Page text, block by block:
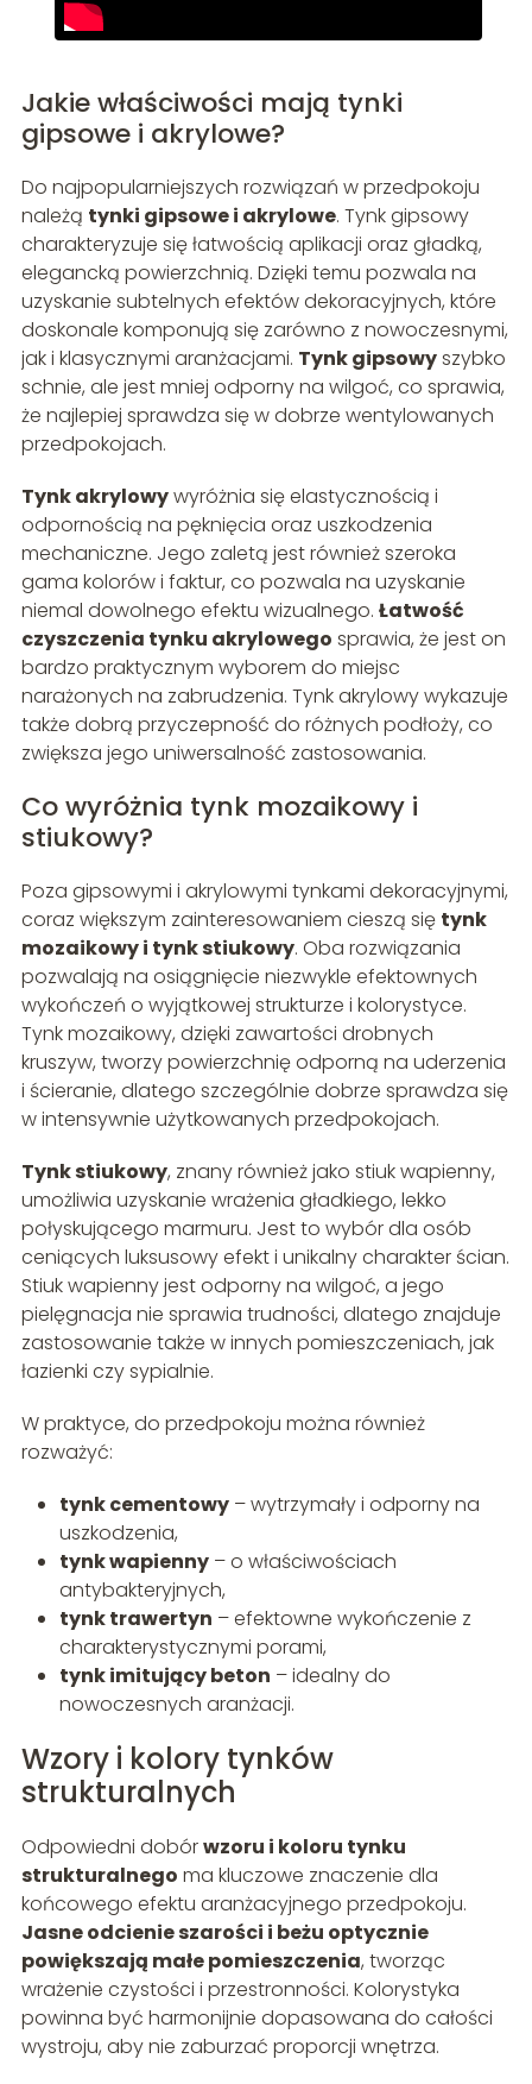
Jakie właściwości mają tynki
gipsowe i akrylowe?
Do najpopularniejszych rozwiązań w przedpokoju
należą tynki gipsowe i akrylowe. Tynk gipsowy
charakteryzuje się łatwością aplikacji oraz gładką,
elegancką powierzchnią. Dzięki temu pozwala na
uzyskanie subtelnych efektów dekoracyjnych, które
doskonale komponują się zarówno z nowoczesnymi,
jak i klasycznymi aranżacjami. Tynk gipsowyszybko
schnie, ale jest mniej odporny na wilgoć, co sprawia,
że najlepiej sprawdza się w dobrze wentylowanych
przedpokojach.
Tynk akrylowywyróżnia się elastycznością i
odpornością na pęknięcia oraz uszkodzenia
mechaniczne. Jego zaletą jest również szeroka
gama kolorów i faktur, co pozwala na uzyskanie
niemal dowolnego efektu wizualnego. Łatwość
czyszczenia tynku akrylowego sprawia, że jest on
bardzo praktycznym wyborem do miejsc
narażonych na zabrudzenia. Tynk akrylowy wykazuje
także dobrą przyczepność do różnych podłoży, co
zwiększa jego uniwersalność zastosowania.
Co wyróżnia tynk mozaikowy i
stiukowy?
Poza gipsowymi i akrylowymi tynkami dekoracyjnymi,
coraz większym zainteresowaniem cieszą się tynk
mozaikowy i tynk stiukowy. Oba rozwiązania
pozwalają na osiągnięcie niezwykle efektownych
wykończeń o wyjątkowej strukturze i kolorystyce.
Tynk mozaikowy, dzięki zawartości drobnych
kruszyw, tworzy powierzchnię odporną na uderzenia
i ścieranie, dlatego szczególnie dobrze sprawdza się
w intensywnie użytkowanych przedpokojach.
Tynk stiukowy, znany również jako stiuk wapienny,
umożliwia uzyskanie wrażenia gładkiego, lekko
połyskującego marmuru. Jest to wybór dla osób
ceniących luksusowy efekt i unikalny charakter ścian.
Stiuk wapienny jest odporny na wilgoć, a jego
pielęgnacja nie sprawia trudności, dlatego znajduje
zastosowanie także w innych pomieszczeniach, jak
łazienki czy sypialnie.
W praktyce, do przedpokoju można również
rozważyć:
tynk cementowy– wytrzymały i odporny na
uszkodzenia,
tynk wapienny– o właściwościach
antybakteryjnych,
tynk trawertyn – efektowne wykończenie z
charakterystycznymi porami,
tynk imitujący beton – idealny do
nowoczesnych aranżacji.
Wzory i kolory tynków
strukturalnych
Odpowiedni dobórwzoru i koloru tynku
strukturalnego ma kluczowe znaczenie dla
końcowego efektu aranżacyjnego przedpokoju.
Jasne odcienie szarości i beżu optycznie
powiększają małe pomieszczenia, tworząc
wrażenie czystości i przestronności. Kolorystyka
powinna być harmonijnie dopasowana do całości
wystroju, aby nie zaburzać proporcji wnętrza.